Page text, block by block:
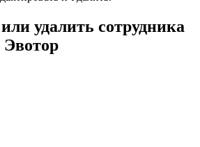
удалить сотрудника
Эвотор